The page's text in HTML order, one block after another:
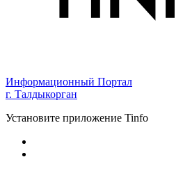
Информационный Портал
г. Талдыкорган
Установите приложение Tinfo